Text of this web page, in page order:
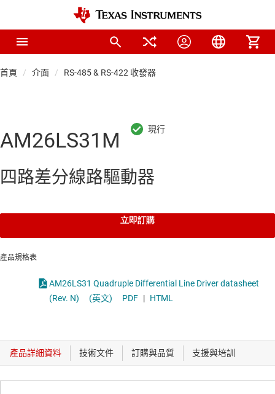
首頁 介面 RS-485 & RS-422 收發器
AM26LS31M
四路差分線路驅動器
立即訂購
產品規格表
AM26LS31 Quadruple Differential Line Driver datasheet
(Rev. N)
(英文) PDF | HTML